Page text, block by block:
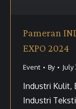
Pameran
EXPO 2024
Event By July
Industri Kulit,
Industri